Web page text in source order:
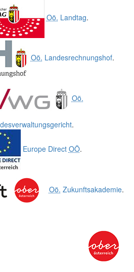
Oö. Landtag.
Oö. Landesrechnungshof.
Oö.
.
Europe Direct OÖ.
Oö. Zukunftsakademie.